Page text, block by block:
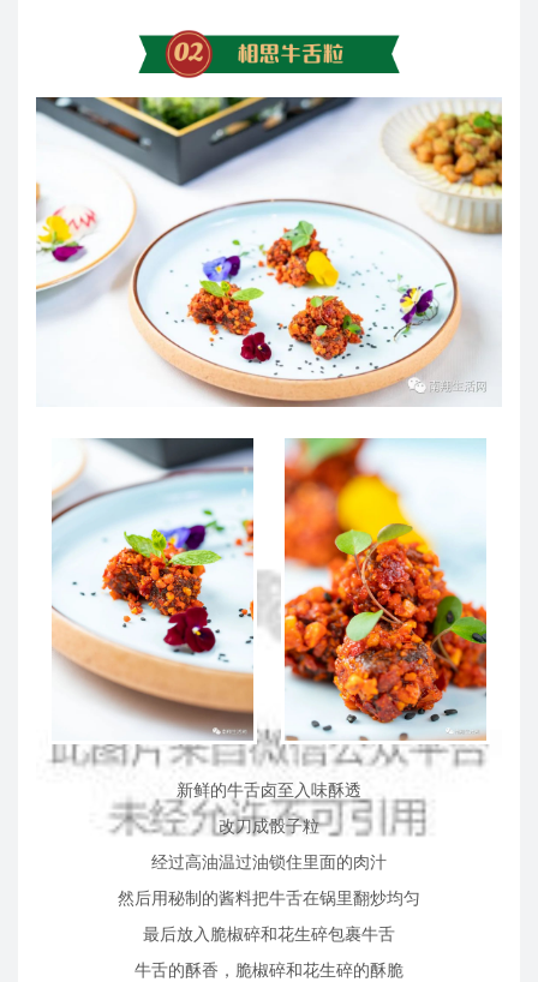
新鲜的牛舌卤至入味酥透
改刀成骰子粒
经过高油温过油锁住里面的肉汁
然后用秘制的酱料把牛舌在锅里翻炒均匀
最后放入脆椒碎和花生碎包裹牛舌
牛舌的酥香，脆椒碎和花生碎的酥脆